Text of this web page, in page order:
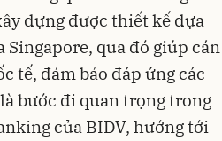
dựng được thiết kế dựa
qua đó giúp cán
tế, đảm bảo đáp ứng các
bước đi quan trọng trong
của BIDV, hướng tới